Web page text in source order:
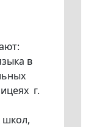
в
г.
школ,